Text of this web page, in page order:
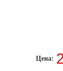
Цена: